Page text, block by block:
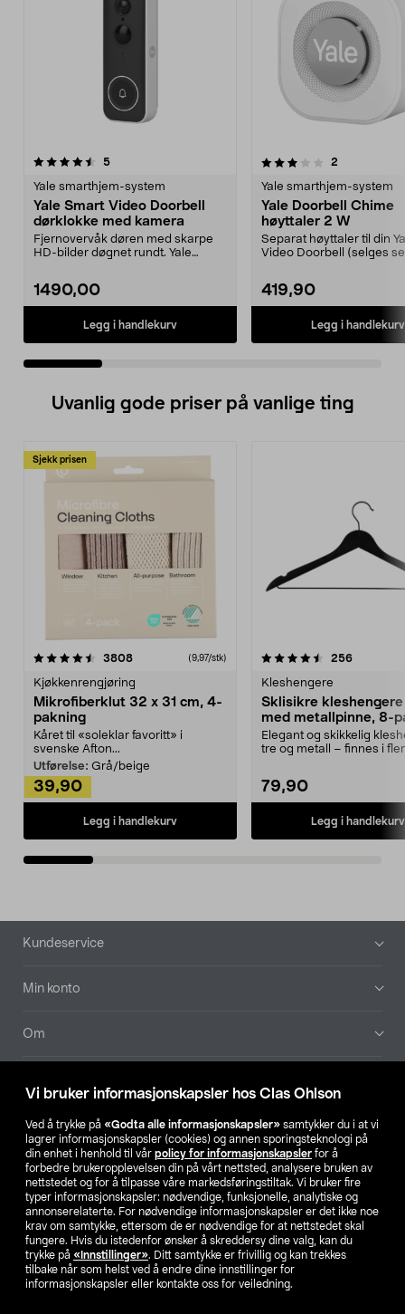
Vi bruker informasjonskapsler hos Clas Ohlson
Ved å trykke på «Godta alle informasjonskapsler» samtykker du i at vi
lagrer informasjonskapsler (cookies) og annen sporingsteknologi på
din enhet i henhold til vår policy for informasjonskapsler for å
forbedre brukeropplevelsen din på vårt nettsted, analysere bruken av
nettstedet og for å tilpasse våre markedsføringstiltak. Vi bruker fire
typer informasjonskapsler: nødvendige, funksjonelle, analytiske og
annonserelaterte. For nødvendige informasjonskapsler er det ikke noe
krav om samtykke, ettersom de er nødvendige for at nettstedet skal
fungere. Hvis du istedenfor ønsker å skreddersy dine valg, kan du
trykke på «Innstillinger». Ditt samtykke er frivillig og kan trekkes
tilbake når som helst ved å endre dine innstillinger for
informasjonskapsler eller kontakte oss for veiledning.
5anmeldelser
Yale smarthjem-system
Yale Smart Video Doorbell
dørklokke med kamera
Fjernovervåk døren med skarpe
HD-bilder døgnet rundt. Yale
1490,00
Legg i handlekurv
3.0 av 5 stjerner 2
Yale smarthjem-system
Yale Doorbell Chime
høyttaler 2 W
Separat høyttaler til din
Video Doorbell (selges
419,90
Legg i handlekurv
4.5 av 5 stjerner
Uvanlig gode priser på vanlige ting
Sjekk prisen
3808anmeldelser(9,97/stk)
Kjøkkenrengjøring
Mikrofiberklut 32 x 31 cm, 4-
pakning
Kåret til «soleklar favoritt» i
svenske Afton...
Utførelse: Grå/beige
39,90
Legg i handlekurv
4.5av 5 stjerner 256
Kleshengere
Sklisikre
med metallpinne, 8-
Elegant og skikkelig
tre og metall – finnes i
79,90
Legg i handlekurv
4.5av 5 stjerner
Bunntekst
Kundeservice
Min konto
Om
Våre selskaper
Finn din butikk
SE NO FI